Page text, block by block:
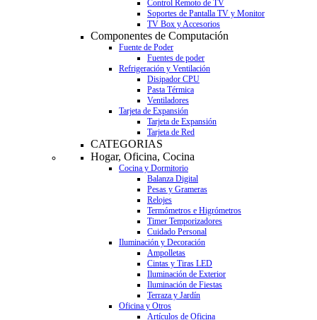
Control Remoto de TV
Soportes de Pantalla TV y Monitor
TV Box y Accesorios
Componentes de Computación
Fuente de Poder
Fuentes de poder
Refrigeración y Ventilación
Disipador CPU
Pasta Térmica
Ventiladores
Tarjeta de Expansión
Tarjeta de Expansión
Tarjeta de Red
CATEGORIAS
Hogar, Oficina, Cocina
Cocina y Dormitorio
Balanza Digital
Pesas y Grameras
Relojes
Termómetros e Higrómetros
Timer Temporizadores
Cuidado Personal
Iluminación y Decoración
Ampolletas
Cintas y Tiras LED
Iluminación de Exterior
Iluminación de Fiestas
Terraza y Jardín
Oficina y Otros
Artículos de Oficina